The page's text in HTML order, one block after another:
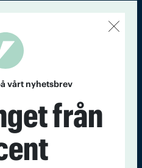
vårt nyhetsbrev
från